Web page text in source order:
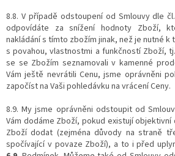
8.8. V případě odstoupení od Smlouvy dle čl.
odpovídáte za snížení hodnoty Zboží,
nakládání s tímto zbožím jinak, než je nutné k
s povahou, vlastnostmi a funkčností Zboží,
se se Zbožím seznamovali v kamenné
Vám ještě nevrátili Cenu, jsme oprávněni
započíst na Vaši pohledávku na vrácení Ceny.
8.9. My jsme oprávněni odstoupit od
Vám dodáme Zboží, pokud existují
Zboží dodat (zejména důvody na straně
spočívající v povaze Zboží), a to i před